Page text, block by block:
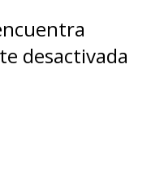
desactivada